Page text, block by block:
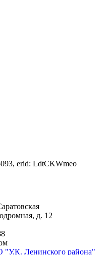
erid: LdtCKWmeo
д. 12
Ленинского района"